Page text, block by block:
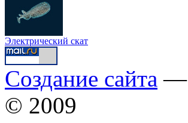
Электрический скат
Создание сайта —
© 2009